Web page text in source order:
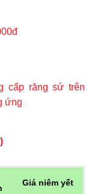
cấp răng sứ trên
ứng
Giá niêm yết